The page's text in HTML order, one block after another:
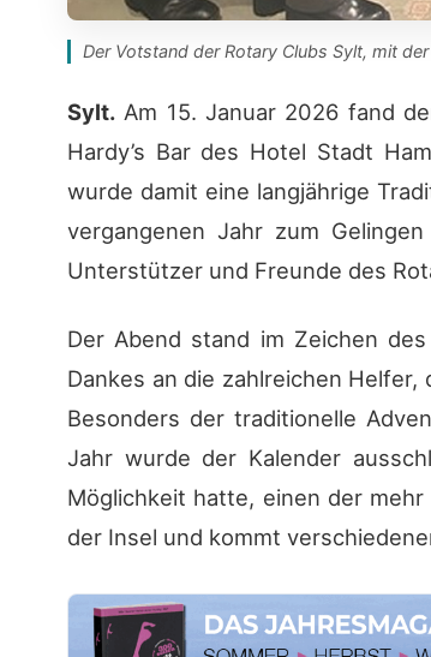
Der Votstand der Rotary Clubs Sylt, mit
Sylt. Am 15. Januar 2026 fand
Hardy’s Bar des Hotel Stadt
wurde damit eine langjährige
vergangenen Jahr zum
Unterstützer und Freunde des
Der Abend stand im Zeichen
Dankes an die zahlreichen
Besonders der traditionelle
Jahr wurde der Kalender
Möglichkeit hatte, einen der
der Insel und kommt